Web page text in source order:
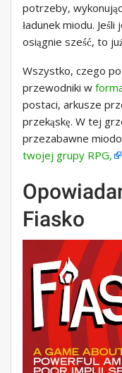
potrzeby,
ładunek miodu.
osiągnie sześć, to
Wszystko, czego
przewodniki w
postaci, arkusze
przekąskę. W tej
przezabawne
twojej grupy RPG,
Fiasko